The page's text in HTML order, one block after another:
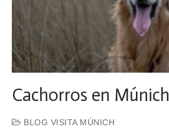
Cachorros en Múnich
BLOG VISITA MÚNICH